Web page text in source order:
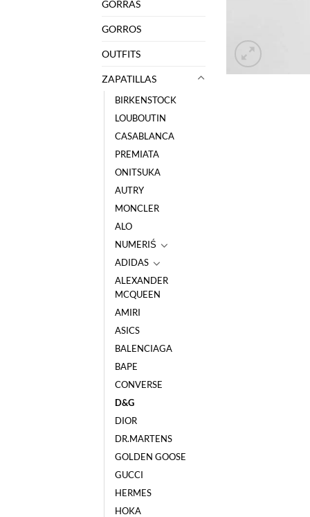
GORRAS
GORROS
OUTFITS
ZAPATILLAS
BIRKENSTOCK
LOUBOUTIN
CASABLANCA
PREMIATA
ONITSUKA
AUTRY
MONCLER
ALO
NUMERIŚ
ADIDAS
ALEXANDER
MCQUEEN
AMIRI
ASICS
BALENCIAGA
BAPE
CONVERSE
D&G
DIOR
DR.MARTENS
GOLDEN GOOSE
GUCCI
HERMES
HOKA